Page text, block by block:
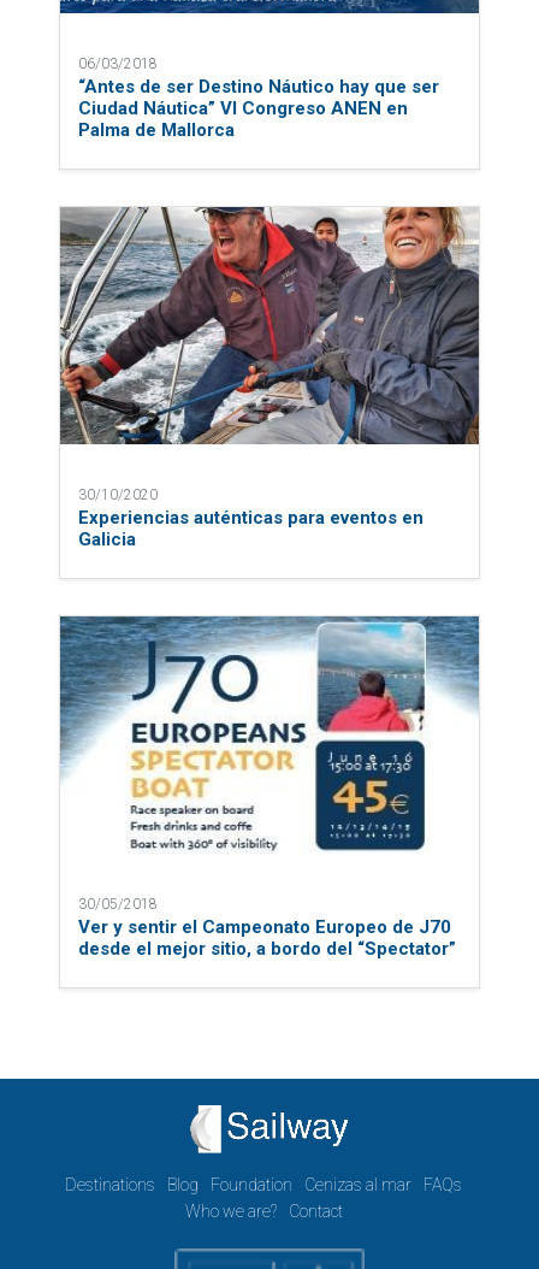
06/03/2018
“Antes de ser Destino Náutico hay que ser
Ciudad Náutica” VI Congreso ANEN en
Palma de Mallorca
30/10/2020
Experiencias auténticas para eventos en
Galicia
30/05/2018
Ver y sentir el Campeonato Europeo de J70
desde el mejor sitio, a bordo del “Spectator”
Destinations Blog Foundation Cenizas al mar
FAQs
Who we are?
Contact